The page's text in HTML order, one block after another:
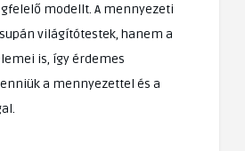
modellt. A mennyezeti
világítótestek, hanem a
is, így érdemes
a mennyezettel és a